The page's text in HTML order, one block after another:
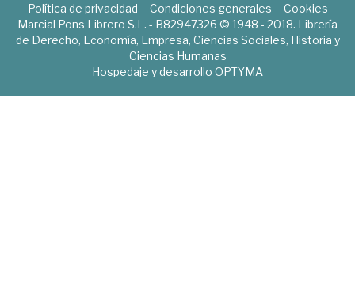
Política de privacidad Condiciones generales
Cookies
Marcial Pons Librero S.L. - B82947326 © 1948 - 2018. Librería
de Derecho, Economía, Empresa, Ciencias Sociales, Historia y
Ciencias Humanas
Hospedaje y desarrollo OPTYMA